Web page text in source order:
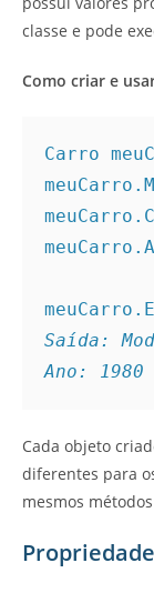
classe e pode
Como criar e
Carro
Saída:
Ano: 1980
Cada objeto
diferentes para
mesmos